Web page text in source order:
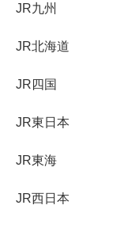
JR九州
JR北海道
JR四国
JR東日本
JR東海
JR西日本